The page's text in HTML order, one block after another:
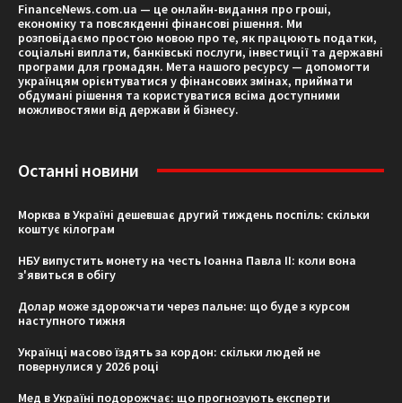
FinanceNews.com.ua — це онлайн-видання про гроші,
економіку та повсякденні фінансові рішення. Ми
розповідаємо простою мовою про те, як працюють податки,
соціальні виплати, банківські послуги, інвестиції та державні
програми для громадян. Мета нашого ресурсу — допомогти
українцям орієнтуватися у фінансових змінах, приймати
обдумані рішення та користуватися всіма доступними
можливостями від держави й бізнесу.
Останні новини
Морква в Україні дешевшає другий тиждень поспіль: скільки
коштує кілограм
НБУ випустить монету на честь Іоанна Павла II: коли вона
з'явиться в обігу
Долар може здорожчати через пальне: що буде з курсом
наступного тижня
Українці масово їздять за кордон: скільки людей не
повернулися у 2026 році
Мед в Україні подорожчає: що прогнозують експерти